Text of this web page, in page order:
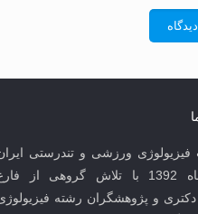
ورزشی و تندرستی
در آذر ماه 1392 با تلاش گروهی از
دکتری و پژوهشگران رشته